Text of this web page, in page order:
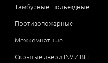
Тамбурные, подъездные
Противопожарные
Межкомнатные
Скрытые двери INVIZIBLE